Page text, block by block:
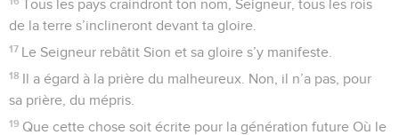
Tous les pays craindront ton nom, Seigneur, tous les rois
de la terre s’inclineront devant ta gloire.
17 Le Seigneur rebâtit Sion et sa gloire s’y manifeste.
18 Il a égard à la prière du malheureux. Non, il n’a pas, pour
sa prière, du mépris.
19 Que cette chose soit écrite pour la génération future Où le